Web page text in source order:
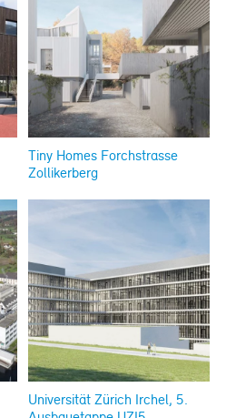
Tiny Homes Forchstrasse
Zollikerberg
Universität Zürich Irchel, 5.